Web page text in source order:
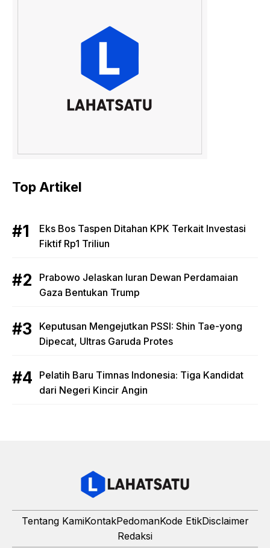
Top Artikel
Eks Bos Taspen Ditahan KPK Terkait Investasi
Fiktif Rp1 Triliun
Prabowo Jelaskan Iuran Dewan Perdamaian
Gaza Bentukan Trump
Keputusan Mengejutkan PSSI: Shin Tae-yong
Dipecat, Ultras Garuda Protes
Pelatih Baru Timnas Indonesia: Tiga Kandidat
dari Negeri Kincir Angin
Tentang KamiKontakPedomanKode EtikDisclaimer
Redaksi